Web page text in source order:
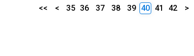
<< < 35 36 37 38 39 40 41 42 >